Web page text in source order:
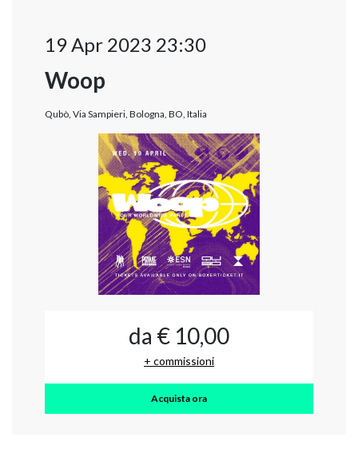
19 Apr 2023 23:30
Woop
Qubò, Via Sampieri, Bologna, BO, Italia
da € 10,00
+ commissioni
Acquista ora